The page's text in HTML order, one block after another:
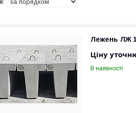
Лежень ЛЖ
Ціну
В наявності